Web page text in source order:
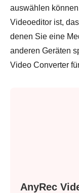
auswählen
Videoeditor ist,
denen Sie eine
anderen Geräten
Video Converter
AnyRec